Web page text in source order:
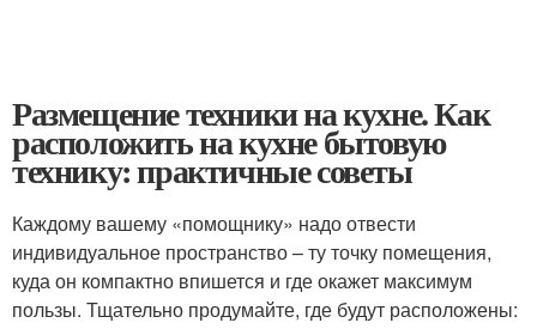
Размещение техники на кухне. Как
расположить на кухне бытовую
технику: практичные советы
Каждому вашему «помощнику» надо отвести
индивидуальное пространство – ту точку помещения,
куда он компактно впишется и где окажет максимум
пользы. Тщательно продумайте, где будут расположены: